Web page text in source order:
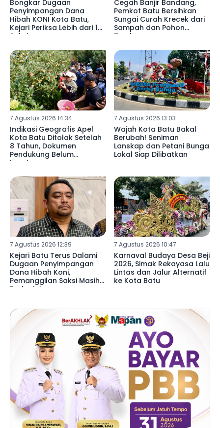
Bongkar Dugaan
Penyimpangan Dana
Hibah KONI Kota Batu,
Kejari Periksa Lebih dari 15
Saksi
Cegah Banjir Bandang,
Pemkot Batu Bersihkan
Sungai Curah Krecek dari
Sampah dan Pohon
Tumbang
7 Agustus 2026 14:34
Indikasi Geografis Apel
Kota Batu Ditolak Setelah
8 Tahun, Dokumen
Pendukung Belum
Lengkap
7 Agustus 2026 13:03
Wajah Kota Batu Bakal
Berubah! Seniman
Lanskap dan Petani Bunga
Lokal Siap Dilibatkan
7 Agustus 2026 12:39
Kejari Batu Terus Dalami
Dugaan Penyimpangan
Dana Hibah Koni,
Pemanggilan Saksi Masih
Berlanjut
7 Agustus 2026 10:47
Karnaval Budaya Desa Beji
2026, Simak Rekayasa Lalu
Lintas dan Jalur Alternatif
ke Kota Batu